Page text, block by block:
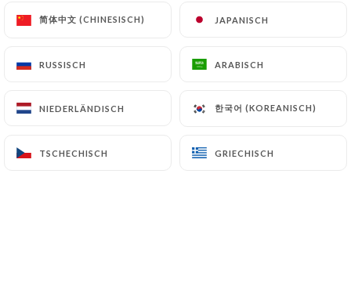
简体中文 (CHINESISCH) JAPANISCH
RUSSISCH ARABISCH
NIEDERLÄNDISCH 한국어 (KOREANISCH)
TSCHECHISCH GRIECHISCH
简体中文 (CHINESISCH) JAPANISCH
RUSSISCH ARABISCH
NIEDERLÄNDISCH 한국어 (KOREANISCH)
TSCHECHISCH GRIECHISCH